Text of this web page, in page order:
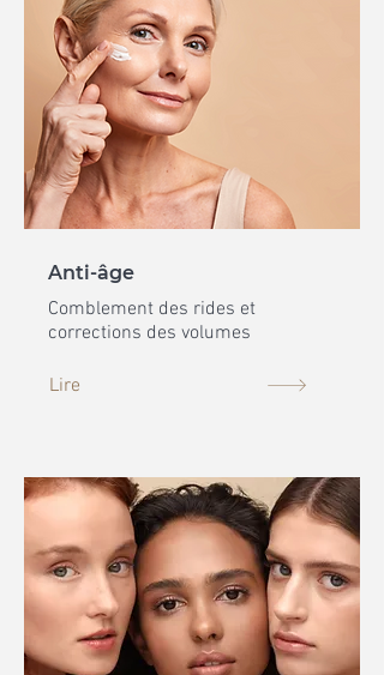
Anti-âge
Comblement des rides et
corrections des volumes
Lire